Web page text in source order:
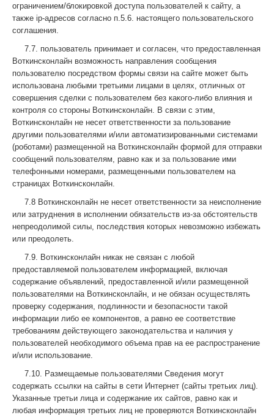
ограничением/блокировкой доступа пользователей к сайту, а
также ip-адресов согласно п.5.6. настоящего пользовательского
соглашения.
7.7. пользователь принимает и согласен, что предоставленная
Воткинсконлайн возможность направления сообщения
пользователю посредством формы связи на сайте может быть
использована любыми третьими лицами в целях, отличных от
совершения сделки с пользователем без какого-либо влияния и
контроля со стороны Воткинсконлайн. В связи с этим,
Воткинсконлайн не несет ответственности за пользование
другими пользователями и/или автоматизированными системами
(роботами) размещенной на Воткинсконлайн формой для отправки
сообщений пользователям, равно как и за пользование ими
телефонными номерами, размещенными пользователем на
страницах Воткинсконлайн.
7.8 Воткинсконлайн не несет ответственности за неисполнение
или затруднения в исполнении обязательств из-за обстоятельств
непреодолимой силы, последствия которых невозможно избежать
или преодолеть.
7.9. Воткинсконлайн никак не связан с любой
предоставляемой пользователем информацией, включая
содержание объявлений, предоставленной и/или размещенной
пользователями на Воткинсконлайн, и не обязан осуществлять
проверку содержания, подлинности и безопасности такой
информации либо ее компонентов, а равно ее соответствие
требованиям действующего законодательства и наличия у
пользователей необходимого объема прав на ее распространение
и/или использование.
7.10. Размещаемые пользователями Сведения могут
содержать ссылки на сайты в сети Интернет (сайты третьих лиц).
Указанные третьи лица и содержание их сайтов, равно как и
любая информация третьих лиц не проверяются Воткинсконлайн